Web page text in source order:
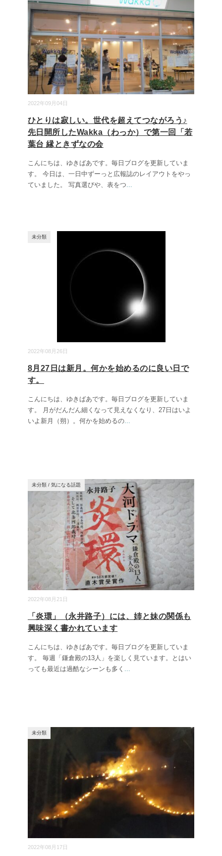
2022年09月04日
ひとりは寂しい。世代を超えてつながろう♪
先日開所したWakka（わっか）で第一回「若
葉台 縁ときずなの会
こんにちは、ゆきばあです。毎日ブログを更新していま
す。 今日は、一日中ずーっと広報誌のレイアウトをやっ
ていました。 写真選びや、表をつ...
2022年08月26日
未分類
8月27日は新月。何かを始めるのに良い日で
す。
こんにちは、ゆきばあです。毎日ブログを更新していま
す。 月がだんだん細くなって見えなくなり、27日はいよ
いよ新月（朔）。何かを始めるの...
2022年08月21日
未分類 / 気になる話題
「炎環」（永井路子）には、姉と妹の関係も
興味深く書かれています
こんにちは、ゆきばあです。毎日ブログを更新していま
す。 毎週「鎌倉殿の13人」を楽しく見ています。とはい
っても最近は過酷なシーンも多く ...
2022年08月17日
未分類